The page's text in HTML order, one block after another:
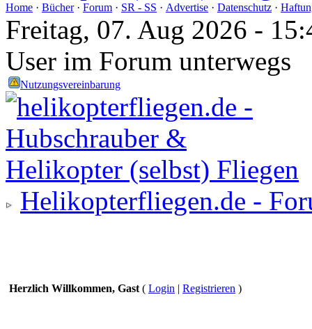
Home · Bücher· Forum · SR - SS · Advertise · Datenschutz ·
Freitag, 07. Aug 2026 -
User im Forum unterwegs
Nutzungsvereinbarung
Helikopterfliegen.de -
Herzlich Willkommen, Gast ( Login | Registrieren )